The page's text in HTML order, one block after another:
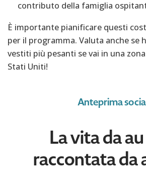
contributo della famiglia
È importante pianificare questi
per il programma. Valuta anche se
vestiti più pesanti se vai in una
Stati Uniti!
Anteprima
La vita da
raccontata da